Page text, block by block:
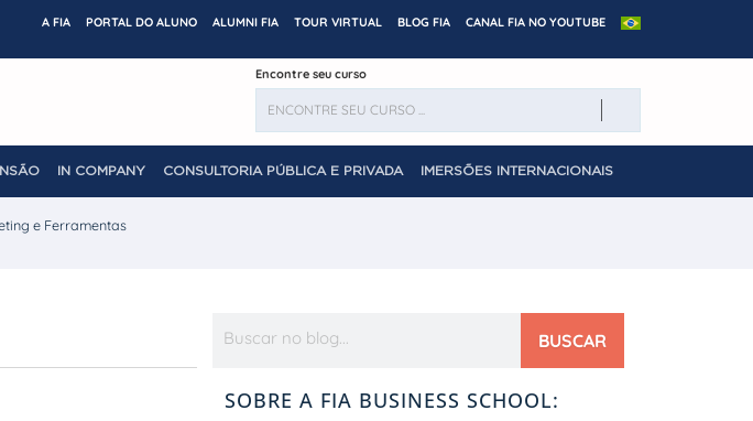
A FIA PORTAL DO ALUNO ALUMNI FIA TOUR VIRTUAL BLOG FIA CANAL FIA NO YOUTUBE
Encontre seu curso
IN COMPANY CONSULTORIA PÚBLICA E PRIVADA IMERSÕES INTERNACIONAIS
e Ferramentas
BUSCAR
SOBRE A FIA BUSINESS SCHOOL: